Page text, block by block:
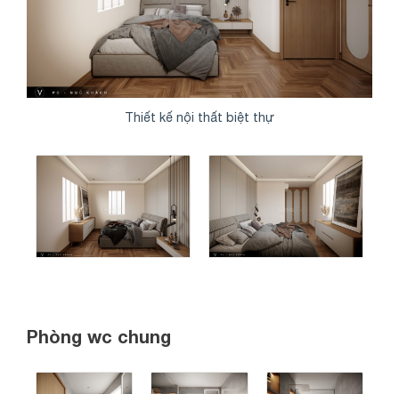
Thiết kế nội thất biệt thự
Phòng wc chung